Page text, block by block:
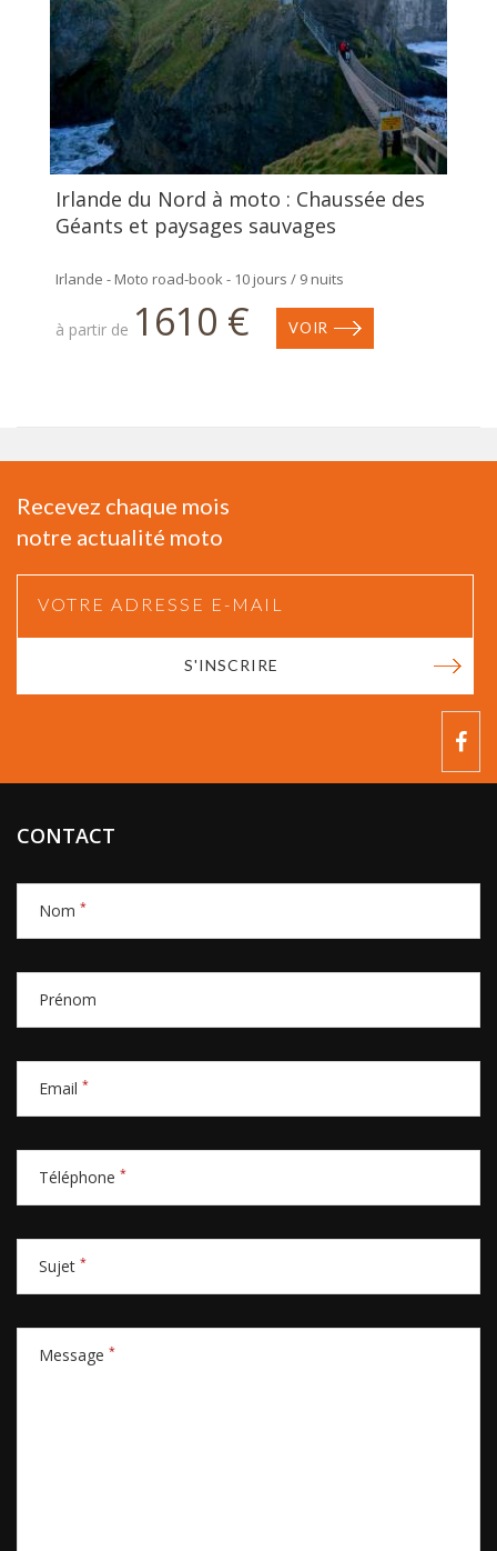
Irlande du Nord à moto : Chaussée des
Géants et paysages sauvages
Irlande - Moto road-book - 10 jours / 9 nuits
à partir de 1610 € VOIR
Recevez chaque mois
notre actualité moto
S'INSCRIRE
CONTACT
Nom *
Prénom
Email *
Téléphone *
Sujet *
Message *